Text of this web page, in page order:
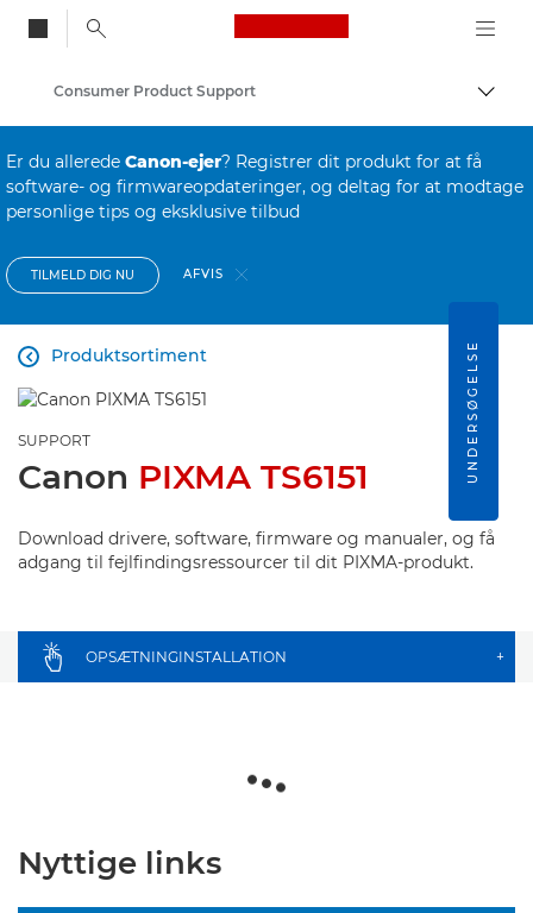
Canon Logo, back
Skift
Consumer Product Support
Er du allerede Canon-ejer? Registrer dit produkt for at få
software- og firmwareopdateringer, og deltag for at modtage
personlige tips og eksklusive tilbud
TILMELD DIG NU AFVIS
Produktsortiment

SUPPORT
Canon PIXMA TS6151
Download drivere, software, firmware og manualer, og få
adgang til fejlfindingsressourcer til dit PIXMA-produkt.
OPSÆTNINGINSTALLATION +
Nyttige links
UNDERSØGELSE